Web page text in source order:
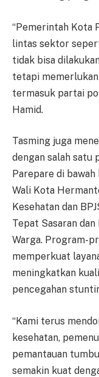
“Pemerintah Kota
lintas sektor
tidak bisa
tetapi
termasuk partai
Hamid.
Tasming juga
dengan salah satu
Parepare di
Wali Kota
Kesehatan dan
Tepat Sasaran
Warga. Program-
memperkuat
meningkatkan
pencegahan
“Kami terus
kesehatan,
pemantauan
semakin kuat